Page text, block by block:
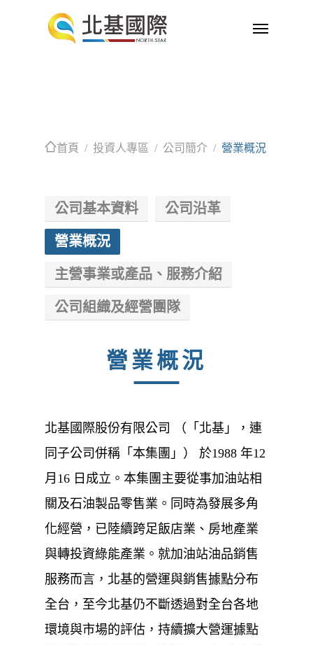
首頁 / 投資人專區 / 公司簡介 / 營業概況
公司基本資料 公司沿革
營業概況
主營事業或產品、服務介紹
公司組織及經營團隊
營業概況
北基國際股份有限公司 （「北基」，連
同子公司併稱「本集團」） 於1988 年12
月16 日成立。本集團主要從事加油站相
關及石油製品零售業。同時為發展多角
化經營，已陸續跨足飯店業、房地產業
與轉投資綠能產業。就加油站油品銷售
服務而言，北基的營運與銷售據點分布
全台，至今北基仍不斷透過對全台各地
環境與市場的評估，持續擴大營運據點